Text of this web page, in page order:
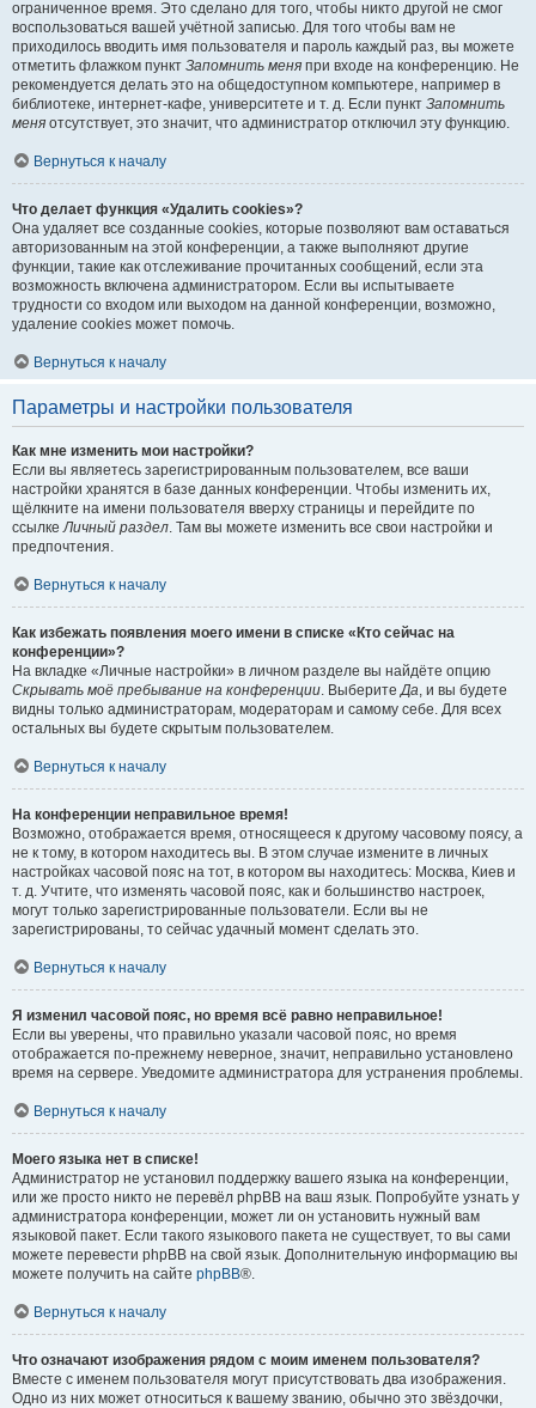
ограниченное время. Это сделано для того, чтобы никто другой не смог
воспользоваться вашей учётной записью. Для того чтобы вам не
приходилось вводить имя пользователя и пароль каждый раз, вы можете
отметить флажком пункт Запомнить меня при входе на конференцию. Не
рекомендуется делать это на общедоступном компьютере, например в
библиотеке, интернет-кафе, университете и т. д. Если пункт Запомнить
меня отсутствует, это значит, что администратор отключил эту функцию.
Вернуться к началу
Что делает функция «Удалить cookies»?
Она удаляет все созданные cookies, которые позволяют вам оставаться
авторизованным на этой конференции, а также выполняют другие
функции, такие как отслеживание прочитанных сообщений, если эта
возможность включена администратором. Если вы испытываете
трудности со входом или выходом на данной конференции, возможно,
удаление cookies может помочь.
Вернуться к началу
Параметры и настройки пользователя
Как мне изменить мои настройки?
Если вы являетесь зарегистрированным пользователем, все ваши
настройки хранятся в базе данных конференции. Чтобы изменить их,
щёлкните на имени пользователя вверху страницы и перейдите по
ссылкеЛичный раздел. Там вы можете изменить все свои настройки и
предпочтения.
Вернуться к началу
Как избежать появления моего имени в списке «Кто сейчас на
конференции»?
На вкладке «Личные настройки» в личном разделе вы найдёте опцию
Скрывать моё пребывание на конференции. ВыберитеДа, и вы будете
видны только администраторам, модераторам и самому себе. Для всех
остальных вы будете скрытым пользователем.
Вернуться к началу
На конференции неправильное время!
Возможно, отображается время, относящееся к другому часовому поясу, а
не к тому, в котором находитесь вы. В этом случае измените в личных
настройках часовой пояс на тот, в котором вы находитесь: Москва, Киев и
т. д. Учтите, что изменять часовой пояс, как и большинство настроек,
могут только зарегистрированные пользователи. Если вы не
зарегистрированы, то сейчас удачный момент сделать это.
Вернуться к началу
Я изменил часовой пояс, но время всё равно неправильное!
Если вы уверены, что правильно указали часовой пояс, но время
отображается по-прежнему неверное, значит, неправильно установлено
время на сервере. Уведомите администратора для устранения проблемы.
Вернуться к началу
Моего языка нет в списке!
Администратор не установил поддержку вашего языка на конференции,
или же просто никто не перевёл phpBB на ваш язык. Попробуйте узнать у
администратора конференции, может ли он установить нужный вам
языковой пакет. Если такого языкового пакета не существует, то вы сами
можете перевести phpBB на свой язык. Дополнительную информацию вы
можете получить на сайте phpBB®.
Вернуться к началу
Что означают изображения рядом с моим именем пользователя?
Вместе с именем пользователя могут присутствовать два изображения.
Одно из них может относиться к вашему званию, обычно это звёздочки,